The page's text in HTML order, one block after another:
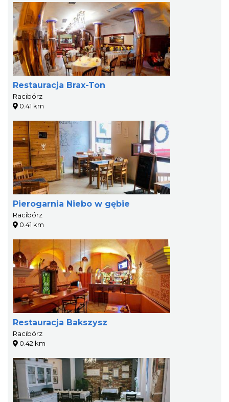
Restauracja Brax-Ton
Racibórz
0.41 km
Pierogarnia Niebo w gębie
Racibórz
0.41 km
Restauracja Bakszysz
Racibórz
0.42 km